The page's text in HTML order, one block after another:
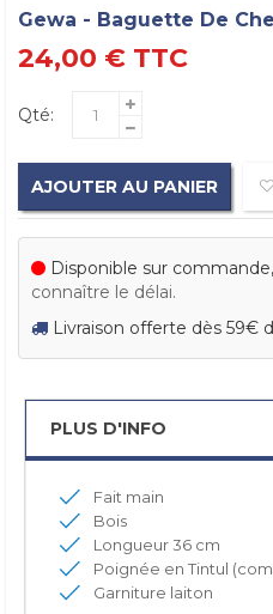
Gewa - Baguette De
24,00 € TTC
Qté:
AJOUTER AU PANIER
Disponible sur commande,
connaître le délai.
Livraison offerte dès 59€
PLUS D'INFO
Fait main
Bois
Longueur 36 cm
Poignée en Tintul
Garniture laiton